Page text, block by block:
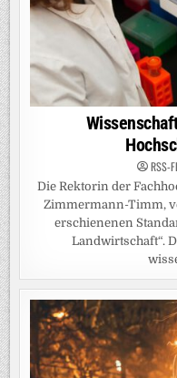
RSS-
Die Rektorin der
Zimmermann-Timm,
erschienenen
Landwirtschaft“.